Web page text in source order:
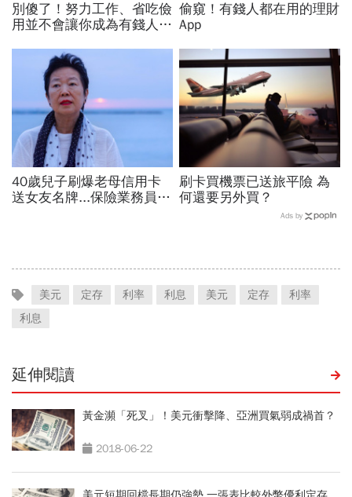
別傻了！努力工作、省吃儉
用並不會讓你成為有錢人...
偷窺！有錢人都在用的理財
App
40歲兒子刷爆老母信用卡
送女友名牌...保險業務員看
刷卡買機票已送旅平險 為
何還要另外買？
Ads by
美元 定存 利率 利息 美元 定存
利率
利息
延伸閱讀
黃金瀕「死叉」！美元衝擊降、亞洲買氣弱成禍首？
2018-06-22